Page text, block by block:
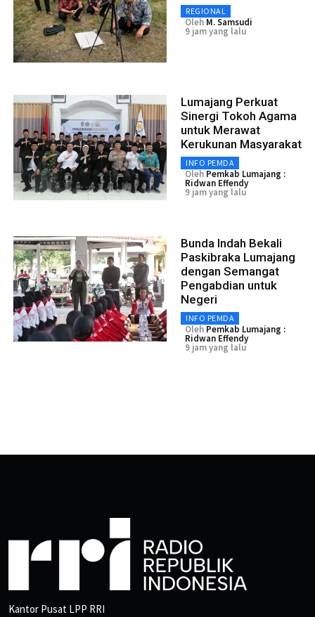
REGIONAL
Oleh M. Samsudi
9 jam yang lalu
Lumajang Perkuat
Sinergi Tokoh Agama
untuk Merawat
Kerukunan Masyarakat
INFO PEMDA
Oleh Pemkab Lumajang :
Ridwan Effendy
9 jam yang lalu
Bunda Indah Bekali
Paskibraka Lumajang
dengan Semangat
Pengabdian untuk
Negeri
INFO PEMDA
Oleh Pemkab Lumajang :
Ridwan Effendy
9 jam yang lalu
Kantor Pusat LPP RRI